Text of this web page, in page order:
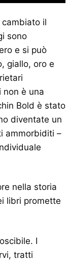
cambiato il
sono
e si può
giallo, oro e
non è una
Bold è stato
diventate un
ammorbiditi –
nella storia
libri promette
I
tratti